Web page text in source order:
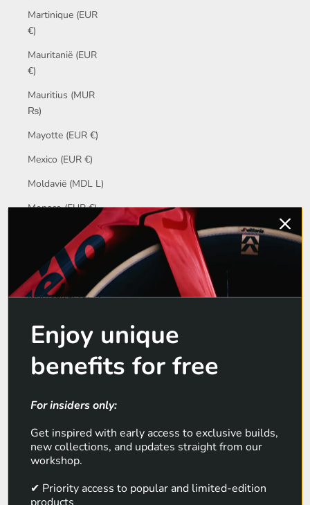
Martinique (EUR
€)
Mauritanië (EUR
€)
Mauritius (MUR
₨)
Mayotte (EUR €)
Mexico (EUR €)
Moldavië (MDL L)
Monaco (EUR €)
Mongolië (MNT ₮)
Montenegro (EUR
€)
Montserrat (XCD
Mozambique (EUR
Myanmar (Birma)
Nauru (AUD $)
Nepal (NPR Rs.)
Enjoy unique
benefits for free
For insiders only:
Get inspired with early access to exclusive builds,
new collections, and updates straight from our
workshop.
✔ Priority access to popular and limited-edition
products